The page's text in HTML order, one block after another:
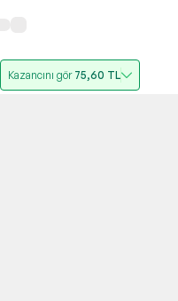
Kazancını gör 75,60 TL